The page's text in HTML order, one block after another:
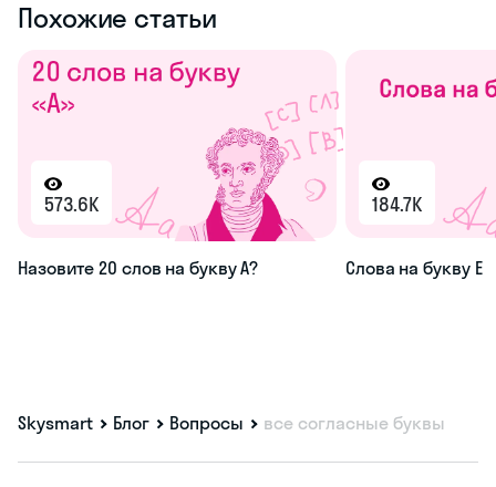
Похожие статьи
573.6K
Назовите 20 слов на букву А?
184.7K
Слова на букву Е
Skysmart Блог Вопросы все согласные буквы